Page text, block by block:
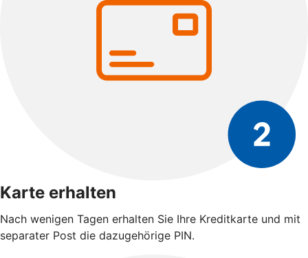
Karte erhalten
Nach wenigen Tagen erhalten Sie Ihre Kreditkarte und mit
separater Post die dazugehörige PIN.